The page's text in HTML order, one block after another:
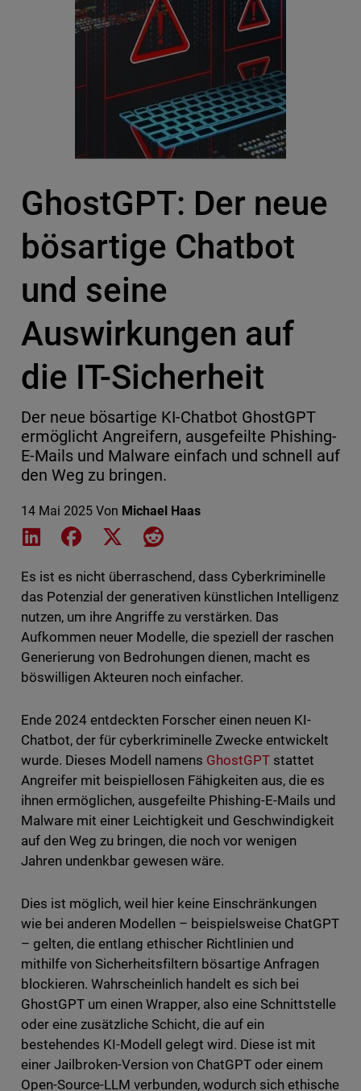
GhostGPT: Der neue
bösartige Chatbot
und seine
Auswirkungen auf
die IT-Sicherheit
Der neue bösartige KI-Chatbot GhostGPT
ermöglicht Angreifern, ausgefeilte Phishing-
E-Mails und Malware einfach und schnell auf
den Weg zu bringen.
14 Mai 2025 Von Michael Haas
Share on LinkedIn
Share on Facebook
Share on XShare on Reddit
Es ist es nicht überraschend, dass Cyberkriminelle
das Potenzial der generativen künstlichen Intelligenz
nutzen, um ihre Angriffe zu verstärken. Das
Aufkommen neuer Modelle, die speziell der raschen
Generierung von Bedrohungen dienen, macht es
böswilligen Akteuren noch einfacher.
Ende 2024 entdeckten Forscher einen neuen KI-
Chatbot, der für cyberkriminelle Zwecke entwickelt
wurde. Dieses Modell namens GhostGPT stattet
Angreifer mit beispiellosen Fähigkeiten aus, die es
ihnen ermöglichen, ausgefeilte Phishing-E-Mails und
Malware mit einer Leichtigkeit und Geschwindigkeit
auf den Weg zu bringen, die noch vor wenigen
Jahren undenkbar gewesen wäre.
Dies ist möglich, weil hier keine Einschränkungen
wie bei anderen Modellen – beispielsweise ChatGPT
– gelten, die entlang ethischer Richtlinien und
mithilfe von Sicherheitsfiltern bösartige Anfragen
blockieren. Wahrscheinlich handelt es sich bei
GhostGPT um einen Wrapper, also eine Schnittstelle
oder eine zusätzliche Schicht, die auf ein
bestehendes KI-Modell gelegt wird. Diese ist mit
einer Jailbroken-Version von ChatGPT oder einem
Open-Source-LLM verbunden, wodurch sich ethische